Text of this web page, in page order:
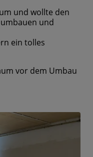
und wollte den
und
ein tolles
vor dem Umbau